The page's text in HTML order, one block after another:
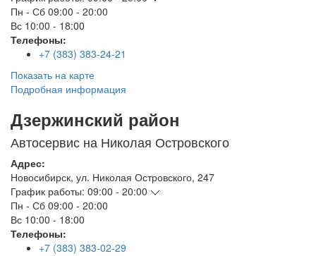
Пн - Сб 09:00 - 20:00
Вс 10:00 - 18:00
Телефоны:
+7 (383) 383-24-21
Показать на карте
Подробная информация
Дзержинский район
Автосервис на Николая Островского
Адрес:
Новосибирск, ул. Николая Островского, 247
График работы: 09:00 - 20:00
Пн - Сб 09:00 - 20:00
Вс 10:00 - 18:00
Телефоны:
+7 (383) 383-02-29